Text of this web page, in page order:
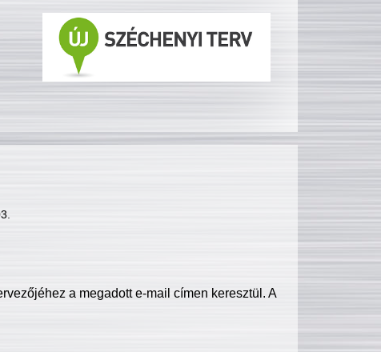
a megadott e-mail címen keresztül. A